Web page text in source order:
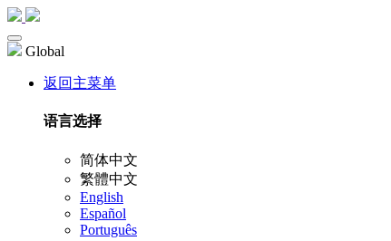
Global
返回主菜单
语言选择
简体中文
繁體中文
English
Español
Português